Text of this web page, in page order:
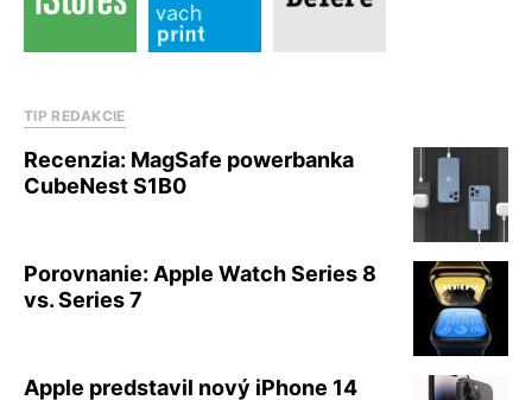
TIP REDAKCIE
Recenzia: MagSafe powerbanka
CubeNest S1B0
Porovnanie: Apple Watch Series 8
vs. Series 7
Apple predstavil nový iPhone 14